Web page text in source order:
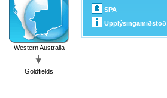
Western Australia
Goldfields
SPA
Upplýsingamiðstöð